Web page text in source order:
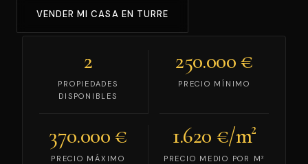
ESENG
VENDER MI CASA EN TURRE
2
PROPIEDADES
DISPONIBLES
250.000 €
PRECIO MÍNIMO
370.000 €
PRECIO MÁXIMO
1.620 €/m²
PRECIO MEDIO POR M²